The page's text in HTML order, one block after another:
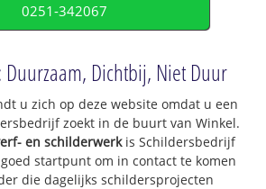
0251-342067
Dichtbij, Niet Duur
u zich op deze website omdat u een
zoekt in de buurt van Winkel.
en schilderwerkis Schildersbedrijf
startpunt om in contact te komen
die dagelijks schildersprojecten